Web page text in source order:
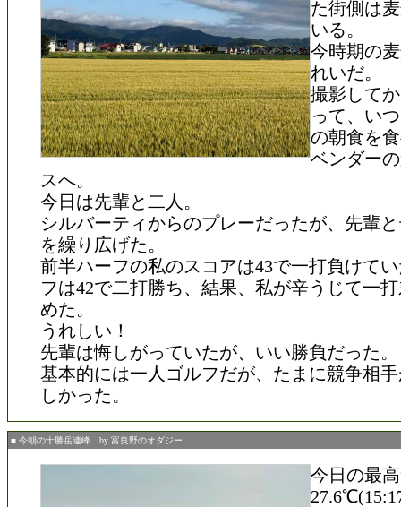
た街側は
いる。
今時期の
れいだ。
撮影して
って、い
の朝食を
ベンダー
スへ。
今日は先輩と二人。
シルバーティからのプレーだったが、先輩
を繰り広げた。
前半ハーフの私のスコアは43で一打負けて
フは42で二打勝ち、結果、私が辛うじて一
めた。
うれしい！
先輩は悔しがっていたが、いい勝負だった。
基本的には一人ゴルフだが、たまに競争相
しかった。
■ 今朝の十勝岳連峰 by 富良野のオダジー
今日の最